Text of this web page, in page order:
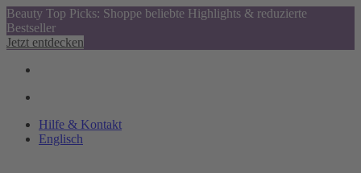
Beauty Top Picks: Shoppe beliebte Highlights & reduzierte
Bestseller
Jetzt entdecken
Hilfe & Kontakt
Englisch